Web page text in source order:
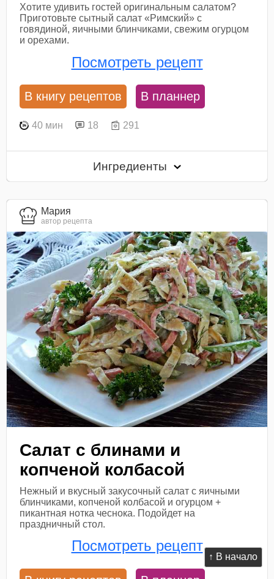
↑ В начало
Хотите удивить гостей оригинальным салатом?
Приготовьте сытный салат «Римский» с
говядиной, яичными блинчиками, свежим огурцом
и орехами.
Посмотреть рецепт
В книгу рецептов В планнер
40 мин 18 291
Ингредиенты
Мария
автор рецепта
Салат с блинами и
копченой колбасой
Нежный и вкусный закусочный салат с яичными
блинчиками, копченой колбасой и огурцом +
пикантная нотка чеснока. Подойдет на
праздничный стол.
Посмотреть рецепт